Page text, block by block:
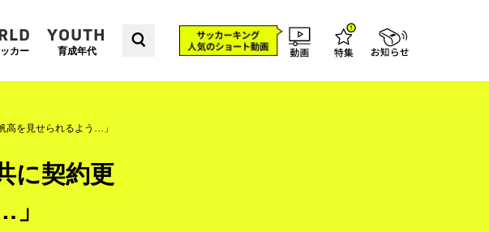
カー
YOUTH
育成年代
高を見せられるよう…」
に契約更